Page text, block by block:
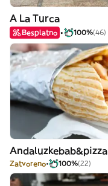
A La Turca
Besplatno 100%(46)
Andaluzkebab&pizza
Zatvoreno 100%(22)